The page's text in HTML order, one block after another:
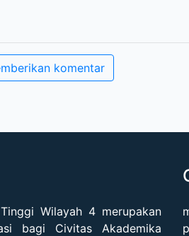
komentar
Wilayah 4 merupakan
bagi Civitas Akademika